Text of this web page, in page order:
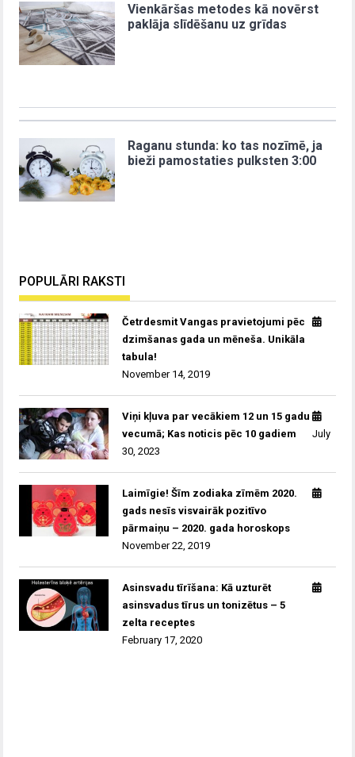
Vienkāršas metodes kā novērst
paklāja slīdēšanu uz grīdas
Raganu stunda: ko tas nozīmē, ja
bieži pamostaties pulksten 3:00
POPULĀRI RAKSTI
Četrdesmit Vangas pravietojumi pēc
dzimšanas gada un mēneša. Unikāla
tabula!
November 14, 2019
Viņi kļuva par vecākiem 12 un 15 gadu
vecumā; Kas noticis pēc 10 gadiem
July
30, 2023
Laimīgie! Šīm zodiaka zīmēm 2020.
gads nesīs visvairāk pozitīvo
pārmaiņu – 2020. gada horoskops
November 22, 2019
Asinsvadu tīrīšana: Kā uzturēt
asinsvadus tīrus un tonizētus – 5
zelta receptes
February 17, 2020